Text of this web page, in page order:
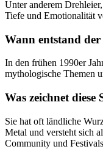
Unter anderem
Tiefe und Emotionalität
Wann entstand
In den frühen 1990er
mythologische Themen
Was zeichnet diese
Sie hat oft ländliche
Metal und versteht sich
Community und